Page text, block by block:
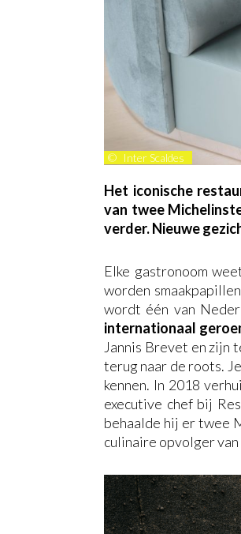
© Inter Scaldes
Het iconische
van twee
verder. Nieuwe
Elke gastronoom
worden
wordt één van
internationaal
Jannis Brevet en zijn
terug naar de roots.
kennen. In 2018
executive chef bij
behaalde hij er twee
culinaire opvolger van